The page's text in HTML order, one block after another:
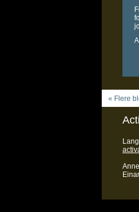
« Flere